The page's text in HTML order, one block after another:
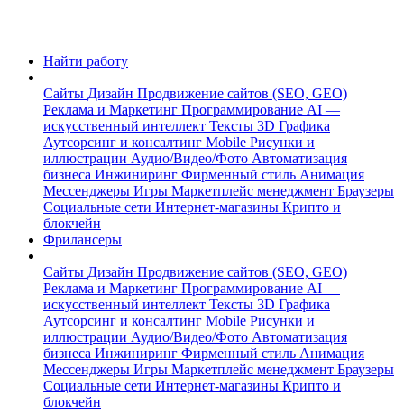
Найти работу
Сайты Дизайн Продвижение сайтов (SEO, GEO)
Реклама и Маркетинг Программирование AI —
искусственный интеллект Тексты 3D Графика
Аутсорсинг и консалтинг Mobile Рисунки и
иллюстрации Аудио/Видео/Фото Автоматизация
бизнеса Инжиниринг Фирменный стиль Анимация
Мессенджеры Игры Маркетплейс менеджмент Браузеры
Социальные сети Интернет-магазины Крипто и
блокчейн
Фрилансеры
Сайты Дизайн Продвижение сайтов (SEO, GEO)
Реклама и Маркетинг Программирование AI —
искусственный интеллект Тексты 3D Графика
Аутсорсинг и консалтинг Mobile Рисунки и
иллюстрации Аудио/Видео/Фото Автоматизация
бизнеса Инжиниринг Фирменный стиль Анимация
Мессенджеры Игры Маркетплейс менеджмент Браузеры
Социальные сети Интернет-магазины Крипто и
блокчейн